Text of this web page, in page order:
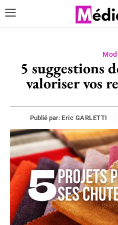
5 suggestions
valoriser vos
Publié par: Eric GARLETTI